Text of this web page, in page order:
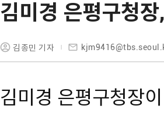
김미경 은평구청
김종민 기자
김미경 은평구청장